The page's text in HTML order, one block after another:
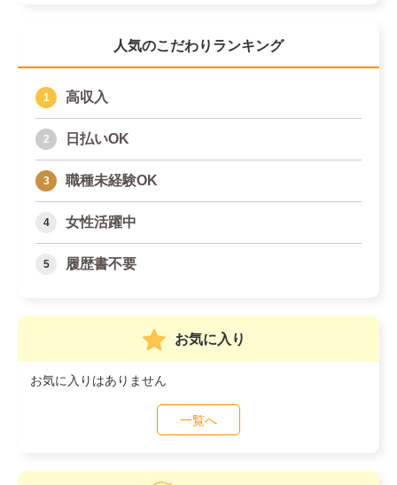
人気のこだわりランキング
高収入
日払いOK
職種未経験OK
女性活躍中
履歴書不要
お気に入り
お気に入りはありません
一覧へ